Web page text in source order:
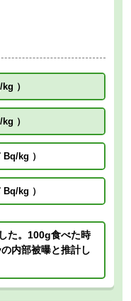
kg ）
kg ）
Bq/kg ）
Bq/kg ）
た。100g食べた時
内部被曝と推計し